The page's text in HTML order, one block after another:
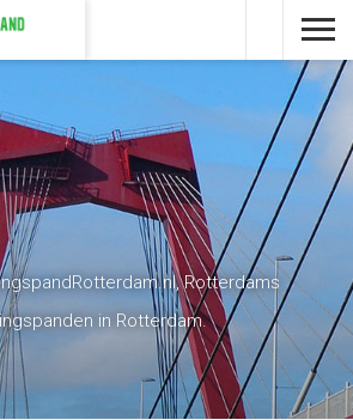
Rotterdams
in Rotterdam.